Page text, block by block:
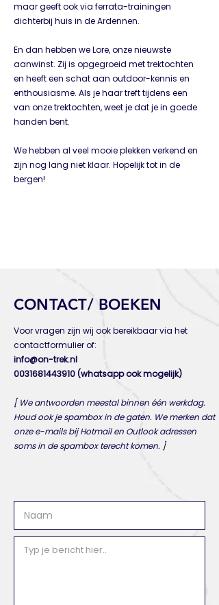
maar geeft ook via ferrata-trainingen
dichterbij huis in de Ardennen.
En dan hebben we Lore, onze nieuwste
aanwinst. Zij is opgegroeid met trektochten
en heeft een schat aan outdoor-kennis en
enthousiasme. Als je haar treft tijdens een
van onze trektochten, weet je dat je in goede
handen bent.
We hebben al veel mooie plekken verkend en
zijn nog lang niet klaar. Hopelijk tot in de
bergen!
CONTACT/ BOEKEN
Voor vragen zijn wij ook bereikbaar via het
contactformulier of:
info@on-trek.nl
0031681443910 ​(whatsapp ook mogelijk)
[ We antwoorden meestal binnen één werkdag.
Houd ook je spambox in de gaten. We merken dat
onze e-mails bij Hotmail en Outlook adressen
soms in de spambox terecht komen. ]